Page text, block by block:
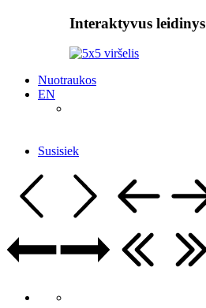
Interaktyvus leidinys
Nuotraukos
EN
Susisiek